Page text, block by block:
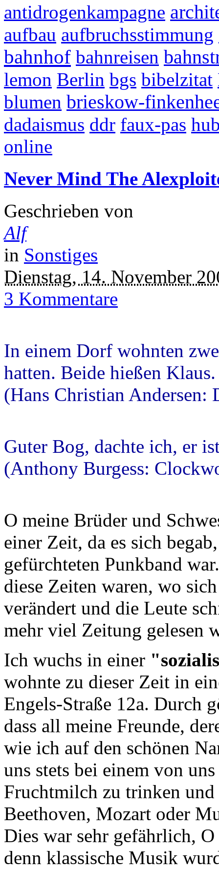
antidrogenkampagne
aufbau aufbruchsstimmung
bahnhof bahnreisen
lemon Berlin bgs bibelzitat
blumen brieskow-
dadaismus ddr faux-pas
online
Never Mind The
Geschrieben von
Alf
in Sonstiges
Dienstag, 14. November
3 Kommentare
In einem Dorf wohnten
hatten. Beide hießen Klaus.
(Hans Christian Andersen:
Guter Bog, dachte ich, er
(Anthony Burgess:
O meine Brüder und
einer Zeit, da es sich
gefürchteten Punkband
diese Zeiten waren, wo
verändert und die Leute
mehr viel Zeitung gelesen
Ich wuchs in einer
wohnte zu dieser Zeit in
Engels-Straße 12a. Durch
dass all meine Freunde,
wie ich auf den schönen
uns stets bei einem von
Fruchtmilch zu trinken
Beethoven, Mozart oder
Dies war sehr gefährlich,
denn klassische Musik